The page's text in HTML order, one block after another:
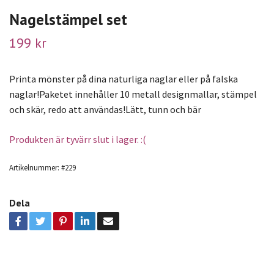
Nagelstämpel set
199 kr
Printa mönster på dina naturliga naglar eller på falska
naglar!Paketet innehåller 10 metall designmallar, stämpel
och skär, redo att användas!Lätt, tunn och bär
Produkten är tyvärr slut i lager. :(
Artikelnummer: #229
Dela